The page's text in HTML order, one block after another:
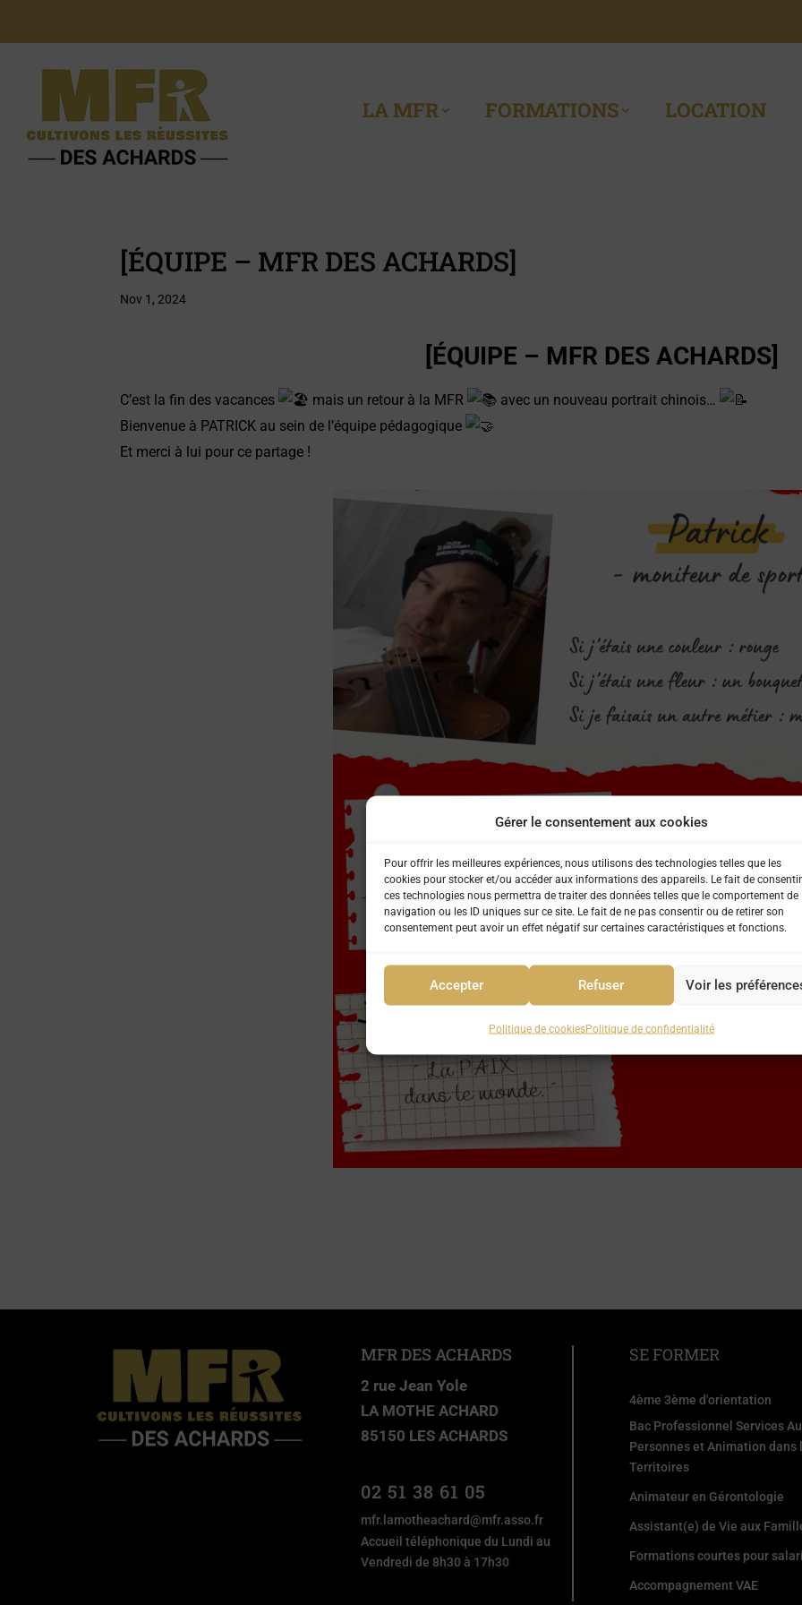
Gérer le consentement aux cookies
Pour offrir les meilleures expériences, nous utilisons des technologies telles que les
cookies pour stocker et/ou accéder aux informations des appareils. Le fait de
ces technologies nous permettra de traiter des données telles que le comportement de
navigation ou les ID uniques sur ce site. Le fait de ne pas consentir ou de retirer son
consentement peut avoir un effet négatif sur certaines caractéristiques et fonctions.
Accepter Refuser Voir les
Politique de cookiesPolitique de confidentialité
LA MFR FORMATIONS LOCATION
[ÉQUIPE – MFR DES ACHARDS]
Nov 1, 2024
[ÉQUIPE – MFR DES ACHARDS]
C’est la fin des vacances mais un retour à la MFR
avec un nouveau portrait chinois…
Bienvenue à PATRICK au sein de l’équipe pédagogique
Et merci à lui pour ce partage !
MFR DES ACHARDS
2 rue Jean Yole
LA MOTHE ACHARD
85150 LES ACHARDS
02 51 38 61 05
mfr.lamotheachard@mfr.asso.fr
Accueil téléphonique du Lundi au
Vendredi de 8h30 à 17h30
SE FORMER
4ème 3ème d'orientation
Bac Professionnel Services
Personnes et Animation dans
Territoires
Animateur en Gérontologie
Assistant(e) de Vie aux
Formations courtes pour
Accompagnement VAE